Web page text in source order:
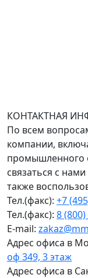
КОНТАКТНАЯ
По всем
компании,
промышленного
связаться с
также
Тел.(факс): +7
Тел.(факс): 8
E-mail:
Адрес офиса в
оф 349, 3 этаж
Адрес офиса в